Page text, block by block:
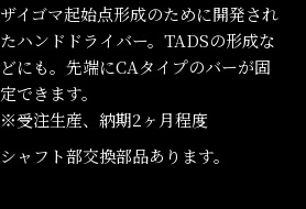
ザイゴマ起始点形成のために開発され
たハンドドライバー。TADSの形成な
どにも。先端にCAタイプのバーが固
定できます。
※受注生産、納期2ヶ月程度
シャフト部交換部品あります。